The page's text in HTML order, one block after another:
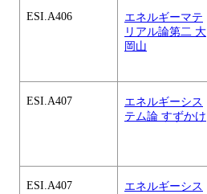
ESI.A406
エネルギーマテ
リアル論第二 大
岡山
ESI.A407
エネルギーシス
テム論 すずかけ
ESI.A407
エネルギーシス